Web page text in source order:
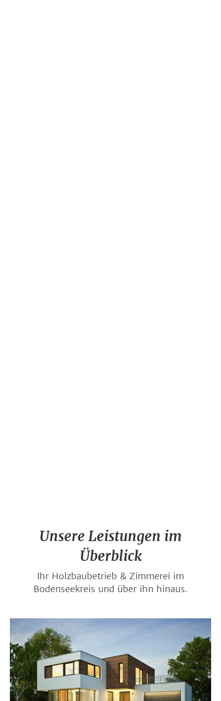
Unsere Leistungen im
Überblick
Ihr Holzbaubetrieb & Zimmerei im
Bodenseekreis und über ihn hinaus.